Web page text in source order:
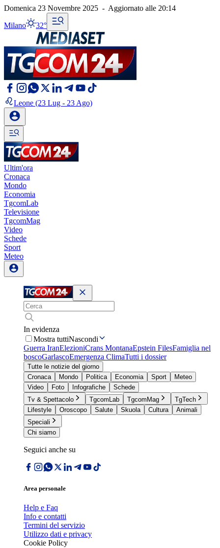
Domenica 23 Novembre 2025 - Aggiornato alle 20:14
Milano 32°
Leone (23 Lug - 23 Ago)
Ultim'ora
Cronaca
Mondo
Economia
TgcomLab
Televisione
TgcomMag
Video
Schede
Sport
Meteo
In evidenza
Mostra tuttiNascondi
Guerra IranElezioniCrans MontanaEpstein FilesFamiglia nel
boscoGarlascoEmergenza ClimaTutti i dossier
Tutte le notizie del giorno
Cronaca
Mondo Politica Economia Sport
Meteo
Video
Foto Infografiche
Schede
Tv & Spettacolo
TgcomLab TgcomMag
TgTech
Lifestyle
Oroscopo Salute Skuola Cultura
Animali
Speciali
Chi siamo
Seguici anche su
Area personale
Help e Faq
Info e contatti
Termini del servizio
Utilizzo dati e privacy
Cookie Policy